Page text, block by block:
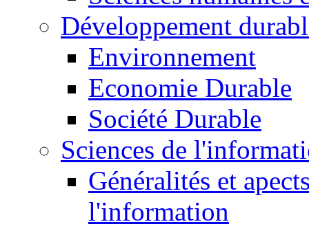
Développement
Environnement
Economie Durable
Société Durable
Sciences de
Généralités et
l'information